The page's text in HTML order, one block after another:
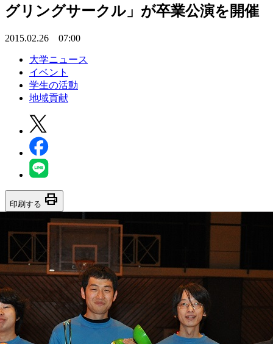
グリングサークル」が卒業公演を開催
2015.02.26 07:00
大学ニュース
イベント
学生の活動
地域貢献
印刷する print